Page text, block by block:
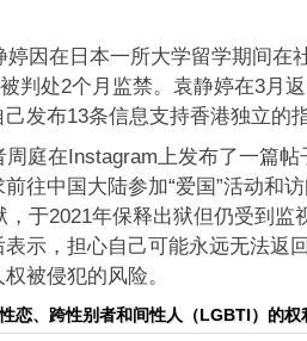
婷因在日本一所大学留学期间在
判处2个月监禁。袁静婷在3月
发布13条信息支持香港独立的
周庭在Instagram上发布了一篇
往中国大陆参加“爱国”活动和
，于2021年保释出狱但仍受到监
示，担心自己可能永远无法返
被侵犯的风险。
恋、跨性别者和间性人（LGBTI）的权